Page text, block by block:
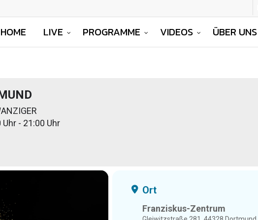
HOME LIVE PROGRAMME VIDEOS ÜBER UNS
Uhr - 21:00 Uhr
Ort
Franziskus-Zentrum